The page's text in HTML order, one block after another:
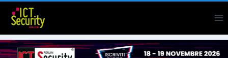
Salta
contenuto